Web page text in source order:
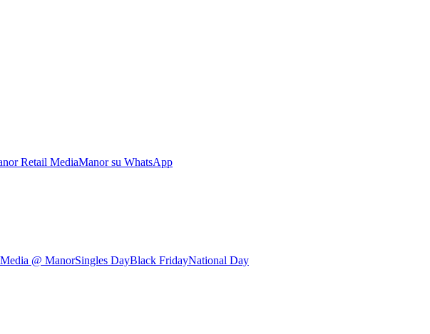
Retail MediaManor su WhatsApp
@ ManorSingles DayBlack FridayNational Day